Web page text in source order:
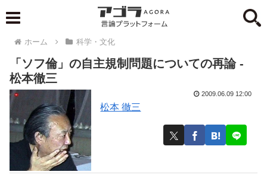
ホーム 科学・文化
「ソフ倫」の自主規制問題についての再論 -
松本徹三
松本 徹三
2009.06.09 12:00